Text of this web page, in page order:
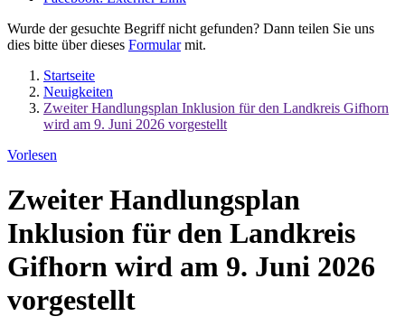
Wurde der gesuchte Begriff nicht gefunden? Dann teilen Sie uns
dies bitte über dieses Formularmit.
Startseite
Neuigkeiten
Zweiter Handlungsplan Inklusion für den Landkreis Gifhorn
wird am 9. Juni 2026 vorgestellt
Vorlesen
Zweiter Handlungsplan
Inklusion für den Landkreis
Gifhorn wird am 9. Juni 2026
vorgestellt